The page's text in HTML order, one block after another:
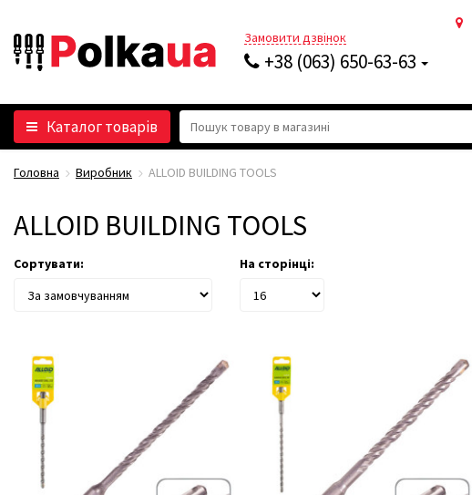
Замовити дзвінок
+38 (063) 650-63-63
Каталог товарів
Головна Виробник ALLOID BUILDING TOOLS
ALLOID BUILDING TOOLS
Сортувати: На сторінці: